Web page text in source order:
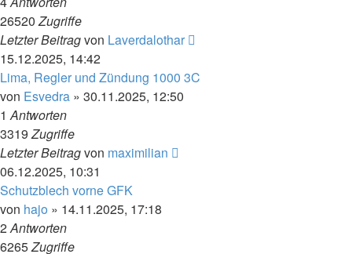
26520Zugriffe
Letzter Beitragvon Laverdalothar
15.12.2025, 14:42
Lima, Regler und Zündung 1000 3C
von Esvedra » 30.11.2025, 12:50
1Antworten
3319Zugriffe
Letzter Beitragvon maximilian
06.12.2025, 10:31
Schutzblech vorne GFK
von hajo » 14.11.2025, 17:18
2Antworten
6265Zugriffe